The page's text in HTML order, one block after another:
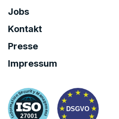
Jobs
Kontakt
Presse
Impressum